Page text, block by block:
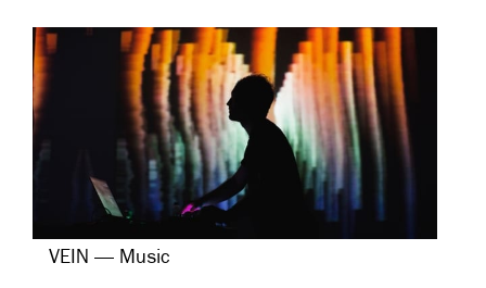
VEIN — Music